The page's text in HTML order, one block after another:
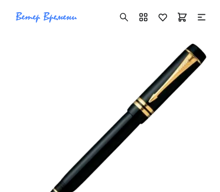
+7 ( 705 ) 181-42-50
info@vetervremeni.kz
Авторизация
Каталог